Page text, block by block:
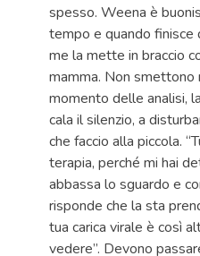
spesso. Weena è
tempo e quando
me la mette in braccio
mamma. Non smettono
momento delle analisi,
cala il silenzio, a
che faccio alla piccola.
terapia, perché mi hai
abbassa lo sguardo e
risponde che la sta
tua carica virale è così
vedere”. Devono